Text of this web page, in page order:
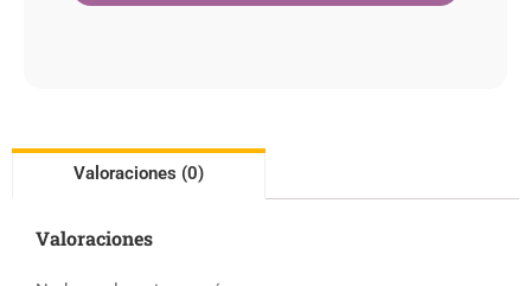
Valoraciones (0)
Valoraciones